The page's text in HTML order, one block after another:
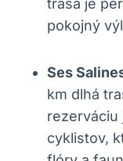
pokojný
Ses
km dlhá
rezerváciu
cyklistov,